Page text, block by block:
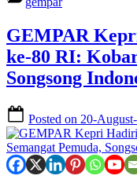
GEMPAR
ke-80 RI:
Songsong
Posted on 20-